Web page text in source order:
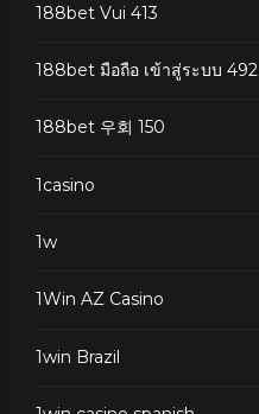
188bet Vui 413
188bet มือถือ เข้าสู่ระบบ 492
188bet 우회 150
1casino
1w
1Win AZ Casino
1win Brazil